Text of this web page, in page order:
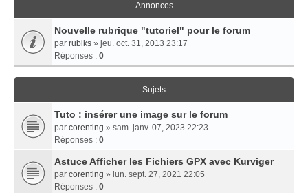
Annonces
Nouvelle rubrique "tutoriel" pour le forum
par rubiks » jeu. oct. 31, 2013 23:17
Réponses : 0
Sujets
Tuto : insérer une image sur le forum
par corenting » sam. janv. 07, 2023 22:23
Réponses : 0
Astuce Afficher les Fichiers GPX avec Kurviger
par corenting » lun. sept. 27, 2021 22:05
Réponses : 0